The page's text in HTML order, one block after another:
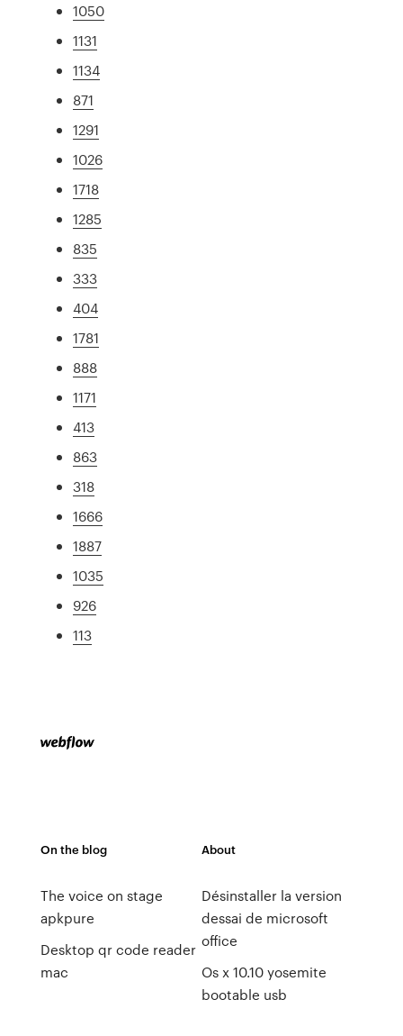
1050
1131
1134
871
1291
1026
1718
1285
835
333
404
1781
888
1171
413
863
318
1666
1887
1035
926
113
On the blog
The voice on stage
apkpure
Desktop qr code reader
mac
About
Désinstaller la version
dessai de microsoft
office
Os x 10.10 yosemite
bootable usb